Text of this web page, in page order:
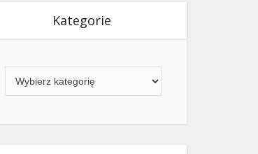
Kategorie